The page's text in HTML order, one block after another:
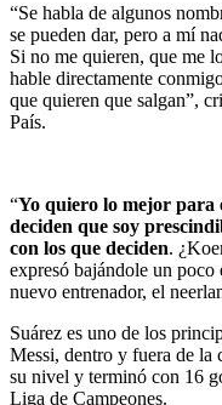
“Se habla de algunos
se pueden dar, pero a mí
Si no me quieren, que me
hable directamente
que quieren que salgan”,
País.
“Yo quiero lo mejor para
deciden que soy
con los que deciden.
expresó bajándole un
nuevo entrenador, el
Suárez es uno de los
Messi, dentro y fuera de la
su nivel y terminó con 16
Liga de Campeones.